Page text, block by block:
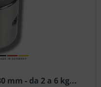
mm - da 2 a 6 kg...